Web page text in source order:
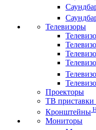
Телевизоры
Проекторы
ТВ
Кронштейны
Мониторы